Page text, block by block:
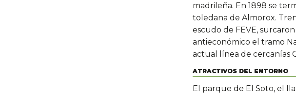
madrileña. En 1898 se
toledana de Almorox.
escudo de FEVE,
antieconómico el tramo
actual línea de cercanías
ATRACTIVOS DEL ENTORNO
El parque de El Soto, el